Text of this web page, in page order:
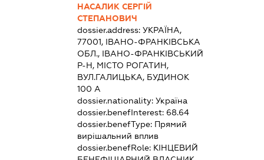
НАСАЛИК СЕРГІЙ
СТЕПАНОВИЧ
dossier.address: УКРАЇНА,
77001, ІВАНО-ФРАНКІВСЬКА
ОБЛ., ІВАНО-ФРАНКІВСЬКИЙ
Р-Н, МІСТО РОГАТИН,
ВУЛ.ГАЛИЦЬКА, БУДИНОК
100 А
dossier.nationality: Україна
dossier.benefInterest: 68.64
dossier.benefType: Прямий
вирішальний вплив
dossier.benefRole: КІНЦЕВИЙ